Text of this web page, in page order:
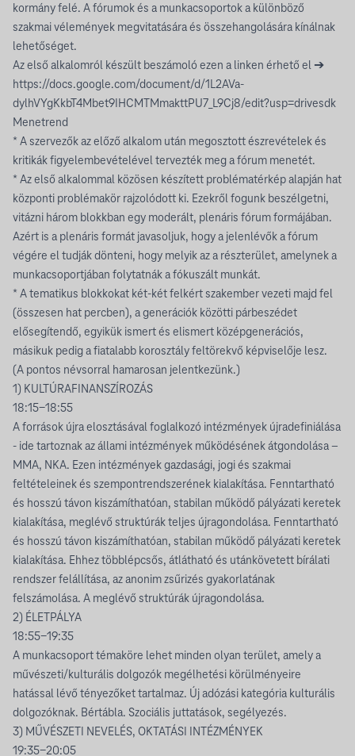
kormány felé. A fórumok és a munkacsoportok a különböző
szakmai vélemények megvitatására és összehangolására kínálnak
lehetőséget.
Az első alkalomról készült beszámoló ezen a linken érhető el ➔
https://docs.google.com/document/d/1L2AVa-
dylhVYgKkbT4Mbet9IHCMTMmakttPU7_L9Cj8/edit?usp=drivesdk
Menetrend
* A szervezők az előző alkalom után megosztott észrevételek és
kritikák figyelembevételével tervezték meg a fórum menetét.
* Az első alkalommal közösen készített problématérkép alapján hat
központi problémakör rajzolódott ki. Ezekről fogunk beszélgetni,
vitázni három blokkban egy moderált, plenáris fórum formájában.
Azért is a plenáris formát javasoljuk, hogy a jelenlévők a fórum
végére el tudják dönteni, hogy melyik az a részterület, amelynek a
munkacsoportjában folytatnák a fókuszált munkát.
* A tematikus blokkokat két-két felkért szakember vezeti majd fel
(összesen hat percben), a generációk közötti párbeszédet
elősegítendő, egyikük ismert és elismert középgenerációs,
másikuk pedig a fiatalabb korosztály feltörekvő képviselője lesz.
(A pontos névsorral hamarosan jelentkezünk.)
1) KULTÚRAFINANSZÍROZÁS
18:15-18:55
A források újra elosztásával foglalkozó intézmények újradefiniálása
- ide tartoznak az állami intézmények működésének átgondolása –
MMA, NKA. Ezen intézmények gazdasági, jogi és szakmai
feltételeinek és szempontrendszerének kialakítása. Fenntartható
és hosszú távon kiszámíthatóan, stabilan működő pályázati keretek
kialakítása, meglévő struktúrák teljes újragondolása. Fenntartható
és hosszú távon kiszámíthatóan, stabilan működő pályázati keretek
kialakítása. Ehhez többlépcsős, átlátható és utánkövetett bírálati
rendszer felállítása, az anonim zsűrizés gyakorlatának
felszámolása. A meglévő struktúrák újragondolása.
2) ÉLETPÁLYA
18:55-19:35
A munkacsoport témaköre lehet minden olyan terület, amely a
művészeti/kulturális dolgozók megélhetési körülményeire
hatással lévő tényezőket tartalmaz. Új adózási kategória kulturális
dolgozóknak. Bértábla. Szociális juttatások, segélyezés.
3) MŰVÉSZETI NEVELÉS, OKTATÁSI INTÉZMÉNYEK
19:35-20:05